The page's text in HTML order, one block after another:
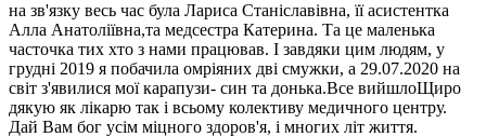
на зв'язку весь час була Лариса Станіславівна, її асистентка
Алла Анатоліївна,та медсестра Катерина. Та це маленька
часточка тих хто з нами працював. І завдяки цим людям, у
грудні 2019 я побачила омріяних дві смужки, а 29.07.2020 на
світ з'явилися мої карапузи- син та донька.Все вийшлоЩиро
дякую як лікарю так і всьому колективу медичного центру.
Дай Вам бог усім міцного здоров'я, і многих літ життя.